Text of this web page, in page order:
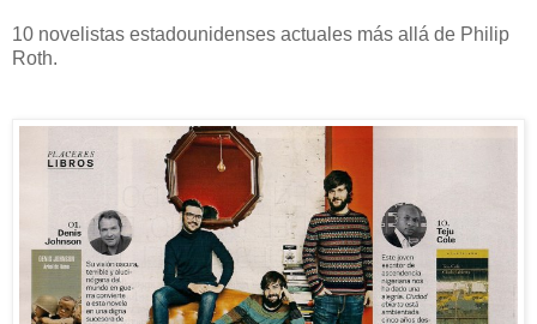
10 novelistas estadounidenses actuales más allá de Philip
Roth.